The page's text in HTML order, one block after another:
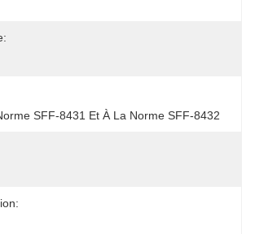
SFF-8431 Et À La Norme SFF-8432